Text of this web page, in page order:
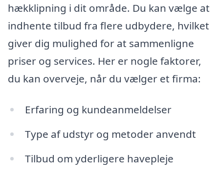
hækklipning i dit område. Du kan vælge at
indhente tilbud fra flere udbydere, hvilket
giver dig mulighed for at sammenligne
priser og services. Her er nogle faktorer,
du kan overveje, når du vælger et firma:
Erfaring og kundeanmeldelser
Type af udstyr og metoder anvendt
Tilbud om yderligere havepleje